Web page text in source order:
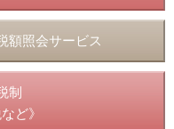
額照会サービス
制
ど》